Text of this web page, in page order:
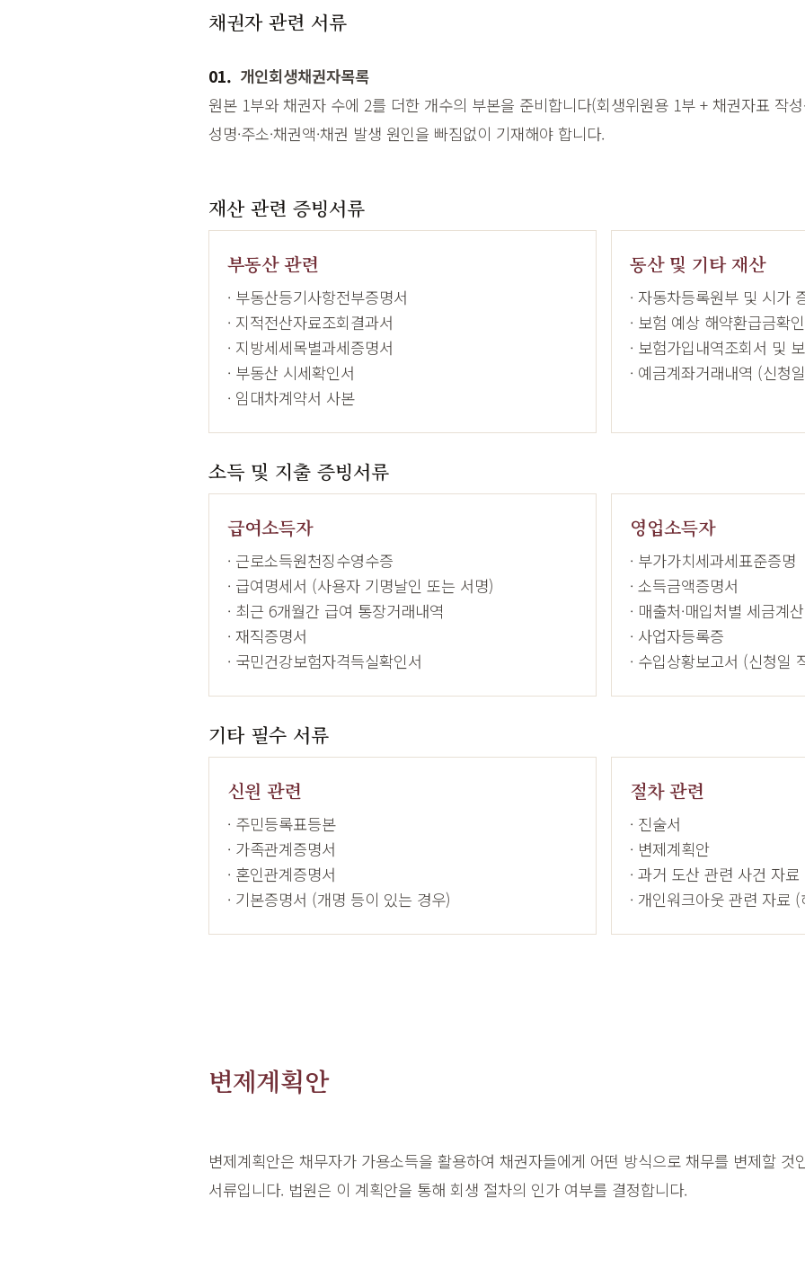
채권자 관련 서류
01. 개인회생채권자목록
원본 1부와 채권자 수에 2를 더한 개수의 부본을 준비합니다(회생위원용 1부 + 채권자표 작
성명·주소·채권액·채권 발생 원인을 빠짐없이 기재해야 합니다.
재산 관련 증빙서류
부동산 관련
· 부동산등기사항전부증명서
· 지적전산자료조회결과서
· 지방세세목별과세증명서
· 부동산 시세확인서
· 임대차계약서 사본
동산 및 기타 재산
· 자동차등록원부 및 시가
· 보험 예상 해약환급금확
· 보험가입내역조회서 및
· 예금계좌거래내역 (신청
소득 및 지출 증빙서류
급여소득자
· 근로소득원천징수영수증
· 급여명세서 (사용자 기명날인 또는 서명)
· 최근 6개월간 급여 통장거래내역
· 재직증명서
· 국민건강보험자격득실확인서
영업소득자
· 부가가치세과세표준증명
· 소득금액증명서
· 매출처·매입처별 세금계
· 사업자등록증
· 수입상황보고서 (신청일
기타 필수 서류
신원 관련
· 주민등록표등본
· 가족관계증명서
· 혼인관계증명서
· 기본증명서 (개명 등이 있는 경우)
절차 관련
· 진술서
· 변제계획안
· 과거 도산 관련 사건 자
· 개인워크아웃 관련 자료
변제계획안
변제계획안은 채무자가 가용소득을 활용하여 채권자들에게 어떤 방식으로 채무를 변제할 것
서류입니다. 법원은 이 계획안을 통해 회생 절차의 인가 여부를 결정합니다.